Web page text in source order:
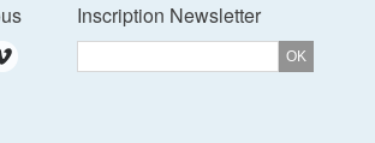
Inscription Newsletter